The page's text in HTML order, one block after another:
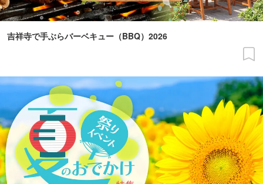
吉祥寺で手ぶらバーベキュー（BBQ）2026